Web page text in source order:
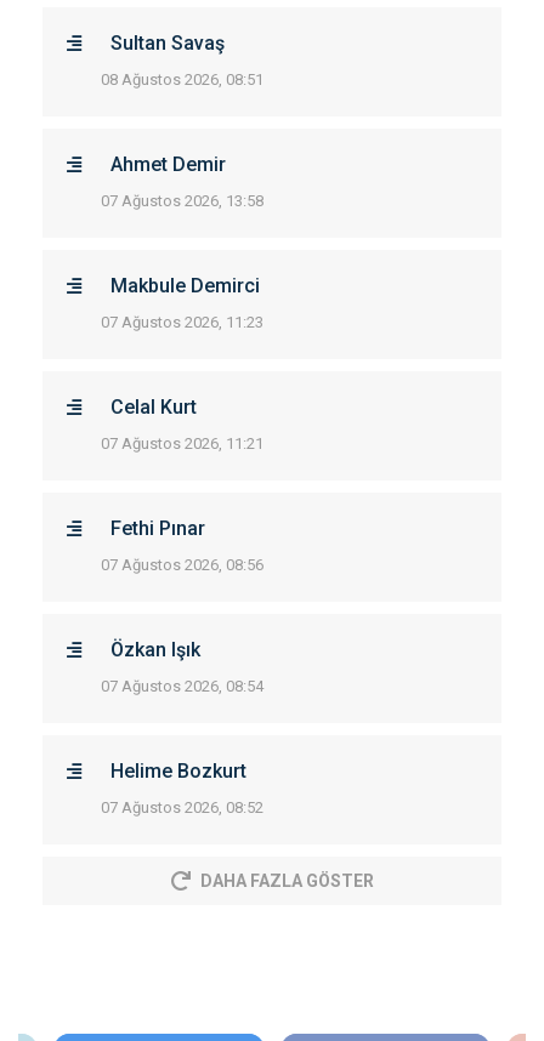
Sultan Savaş
08 Ağustos 2026, 08:51
Ahmet Demir
07 Ağustos 2026, 13:58
Makbule Demirci
07 Ağustos 2026, 11:23
Celal Kurt
07 Ağustos 2026, 11:21
Fethi Pınar
07 Ağustos 2026, 08:56
Özkan Işık
07 Ağustos 2026, 08:54
Helime Bozkurt
07 Ağustos 2026, 08:52
DAHA FAZLA GÖSTER